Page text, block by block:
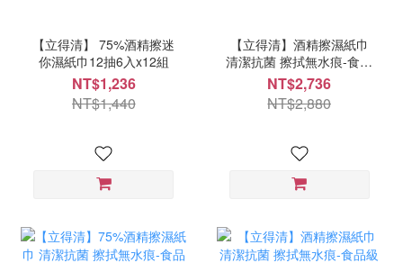
【立得清】 75%酒精擦迷
你濕紙巾12抽6入x12組
NT$1,236
NT$1,440
【立得清】酒精擦濕紙巾
清潔抗菌 擦拭無水痕-食品
級酒精(90抽x24包)-箱購
NT$2,736
NT$2,880